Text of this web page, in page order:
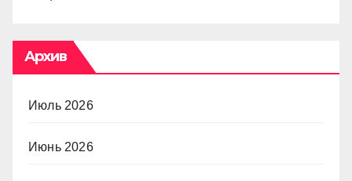
Архив
Июль 2026
Июнь 2026